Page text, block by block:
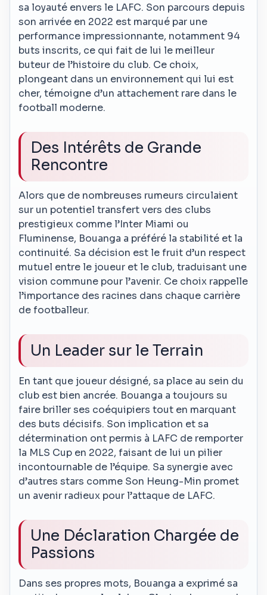
sa loyauté envers le LAFC. Son parcours depuis
son arrivée en 2022 est marqué par une
performance impressionnante, notamment 94
buts inscrits, ce qui fait de lui le meilleur
buteur de l’histoire du club. Ce choix,
plongeant dans un environnement qui lui est
cher, témoigne d’un attachement rare dans le
football moderne.
Des Intérêts de Grande
Rencontre
Alors que de nombreuses rumeurs circulaient
sur un potentiel transfert vers des clubs
prestigieux comme l’Inter Miami ou
Fluminense, Bouanga a préféré la stabilité et la
continuité. Sa décision est le fruit d’un respect
mutuel entre le joueur et le club, traduisant une
vision commune pour l’avenir. Ce choix rappelle
l’importance des racines dans chaque carrière
de footballeur.
Un Leader sur le Terrain
En tant que joueur désigné, sa place au sein du
club est bien ancrée. Bouanga a toujours su
faire briller ses coéquipiers tout en marquant
des buts décisifs. Son implication et sa
détermination ont permis à LAFC de remporter
la MLS Cup en 2022, faisant de lui un pilier
incontournable de l’équipe. Sa synergie avec
d’autres stars comme Son Heung-Min promet
un avenir radieux pour l’attaque de LAFC.
Une Déclaration Chargée de
Passions
Dans ses propres mots, Bouanga a exprimé sa